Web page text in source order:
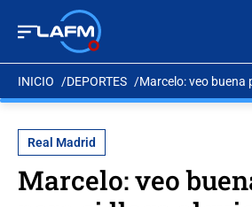
INICIO DEPORTES Marcelo: veo buena
Real Madrid
Marcelo: veo